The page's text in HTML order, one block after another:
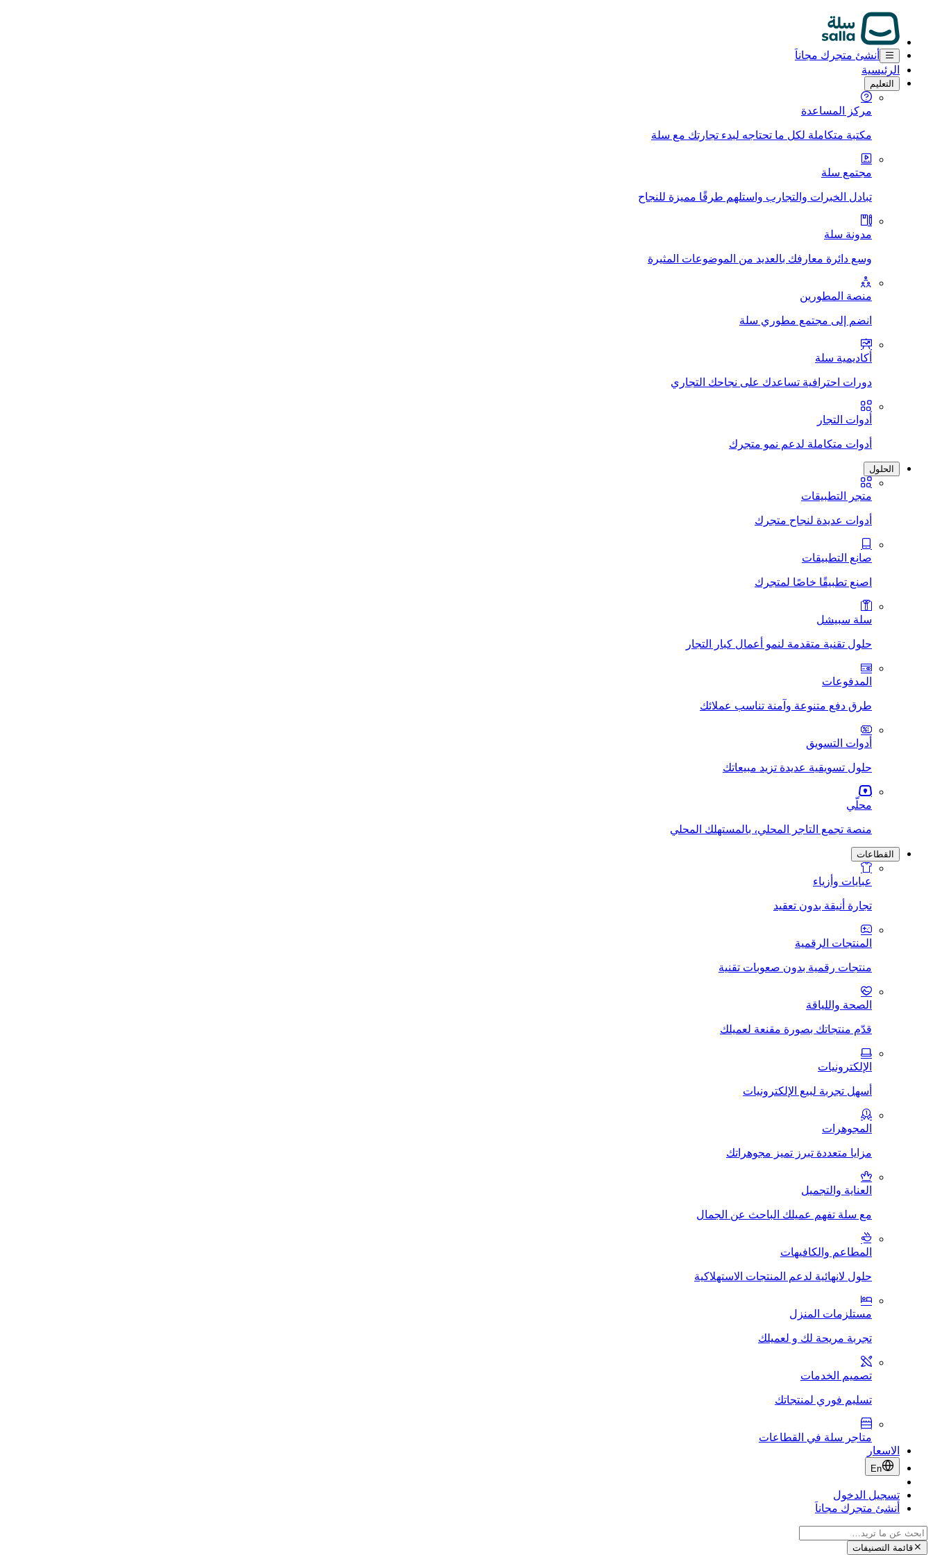
أنشئ متجرك مجاناَ
الرئيسية
التعليم
مركز المساعدة
مكتبة متكاملة لكل ما تحتاجه لبدء تجارتك مع سلة
مجتمع سلة
تبادل الخبرات والتجارب واستلهم طرقًا مميزة للنجاح
مدونة سلة
وسع دائرة معارفك بالعديد من الموضوعات المثيرة
منصة المطورين
انضم إلى مجتمع مطوري سلة
أكاديمية سلة
دورات احترافية تساعدك على نجاحك التجاري
أدوات التجار
أدوات متكاملة لدعم نمو متجرك
الحلول
متجر التطبيقات
أدوات عديدة لنجاح متجرك
صانع التطبيقات
اصنع تطبيقًا خاصًا لمتجرك
سلة سبيشل
حلول تقنية متقدمة لنمو أعمال كبار التجار
المدفوعات
طرق دفع متنوعة وآمنة تناسب عملائك
أدوات التسويق
حلول تسويقية عديدة تزيد مبيعاتك
محلّي
منصة تجمع التاجر المحلي، بالمستهلك المحلي
القطاعات
عبايات وأزياء
تجارة أنيقة بدون تعقيد
المنتجات الرقمية
منتجات رقمية بدون صعوبات تقنية
الصحة واللياقة
قدّم منتجاتك بصورة مقنعة لعميلك
الإلكترونيات
أسهل تجربة لبيع الإلكترونيات
المجوهرات
مزايا متعددة تبرز تميز مجوهراتك
العناية والتجميل
مع سلة تفهم عميلك الباحث عن الجمال
المطاعم والكافيهات
حلول لانهائية لدعم المنتجات الاستهلاكية
مستلزمات المنزل
تجربة مريحة لك و لعميلك
تصميم الخدمات
تسليم فوري لمنتجاتك
متاجر سلة في القطاعات
الاسعار
En
تسجيل الدخول
أنشئ متجرك مجاناَ
قائمة التصنيفات